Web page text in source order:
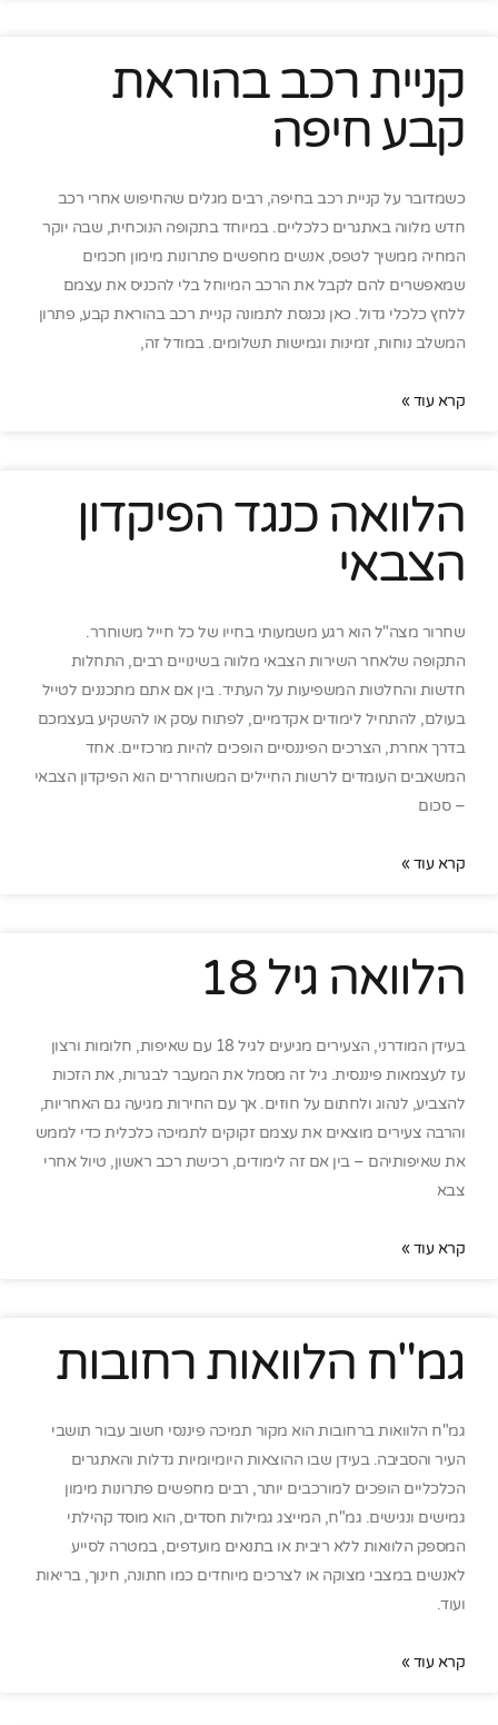
קניית רכב בהוראת
קבע חיפה
כשמדובר על קניית רכב בחיפה, רבים מגלים שהחיפוש אחרי רכב
חדש מלווה באתגרים כלכליים. במיוחד בתקופה הנוכחית, שבה יוקר
המחיה ממשיך לטפס, אנשים מחפשים פתרונות מימון חכמים
שמאפשרים להם לקבל את הרכב המיוחל בלי להכניס את עצמם
ללחץ כלכלי גדול. כאן נכנסת לתמונה קניית רכב בהוראת קבע, פתרון
המשלב נוחות, זמינות וגמישות תשלומים. במודל זה,
קרא עוד »
הלוואה כנגד הפיקדון
הצבאי
שחרור מצה"ל הוא רגע משמעותי בחייו של כל חייל משוחרר.
התקופה שלאחר השירות הצבאי מלווה בשינויים רבים, התחלות
חדשות והחלטות המשפיעות על העתיד. בין אם אתם מתכננים לטייל
בעולם, להתחיל לימודים אקדמיים, לפתוח עסק או להשקיע בעצמכם
בדרך אחרת, הצרכים הפיננסיים הופכים להיות מרכזיים. אחד
המשאבים העומדים לרשות החיילים המשוחררים הוא הפיקדון הצבאי
– סכום
קרא עוד »
הלוואה גיל 18
בעידן המודרני, הצעירים מגיעים לגיל 18 עם שאיפות, חלומות ורצון
עז לעצמאות פיננסית. גיל זה מסמל את המעבר לבגרות, את הזכות
להצביע, לנהוג ולחתום על חוזים. אך עם החירות מגיעה גם האחריות,
והרבה צעירים מוצאים את עצמם זקוקים לתמיכה כלכלית כדי לממש
את שאיפותיהם – בין אם זה לימודים, רכישת רכב ראשון, טיול אחרי
צבא
קרא עוד »
גמ"ח הלוואות רחובות
גמ"ח הלוואות ברחובות הוא מקור תמיכה פיננסי חשוב עבור תושבי
העיר והסביבה. בעידן שבו ההוצאות היומיומיות גדלות והאתגרים
הכלכליים הופכים למורכבים יותר, רבים מחפשים פתרונות מימון
גמישים ונגישים. גמ"ח, המייצג גמילות חסדים, הוא מוסד קהילתי
המספק הלוואות ללא ריבית או בתנאים מועדפים, במטרה לסייע
לאנשים במצבי מצוקה או לצרכים מיוחדים כמו חתונה, חינוך, בריאות
ועוד.
קרא עוד »